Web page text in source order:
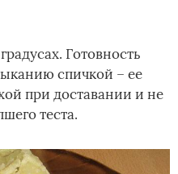
Готовность
спичкой – ее
при доставании и не
теста.